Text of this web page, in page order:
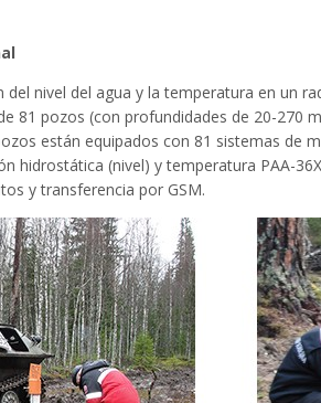
nivel del agua y la temperatura en un
81 pozos (con profundidades de 20-270
están equipados con 81 sistemas de
hidrostática (nivel) y temperatura PAA-
y transferencia por GSM.